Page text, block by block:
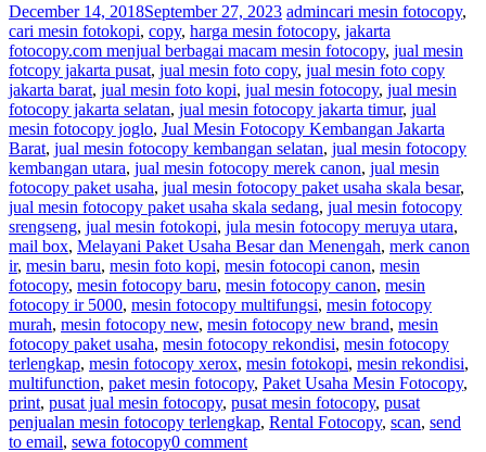
December 14, 2018September 27, 2023 admincari mesin fotocopy,
cari mesin fotokopi, copy, harga mesin fotocopy, jakarta
fotocopy.com menjual berbagai macam mesin fotocopy, jual mesin
fotcopy jakarta pusat, jual mesin foto copy, jual mesin foto copy
jakarta barat, jual mesin foto kopi, jual mesin fotocopy, jual mesin
fotocopy jakarta selatan, jual mesin fotocopy jakarta timur, jual
mesin fotocopy joglo, Jual Mesin Fotocopy Kembangan Jakarta
Barat, jual mesin fotocopy kembangan selatan, jual mesin fotocopy
kembangan utara, jual mesin fotocopy merek canon, jual mesin
fotocopy paket usaha, jual mesin fotocopy paket usaha skala besar,
jual mesin fotocopy paket usaha skala sedang, jual mesin fotocopy
srengseng, jual mesin fotokopi, jula mesin fotocopy meruya utara,
mail box, Melayani Paket Usaha Besar dan Menengah, merk canon
ir, mesin baru, mesin foto kopi, mesin fotocopi canon, mesin
fotocopy, mesin fotocopy baru, mesin fotocopy canon, mesin
fotocopy ir 5000, mesin fotocopy multifungsi, mesin fotocopy
murah, mesin fotocopy new, mesin fotocopy new brand, mesin
fotocopy paket usaha, mesin fotocopy rekondisi, mesin fotocopy
terlengkap, mesin fotocopy xerox, mesin fotokopi, mesin rekondisi,
multifunction, paket mesin fotocopy, Paket Usaha Mesin Fotocopy,
print, pusat jual mesin fotocopy, pusat mesin fotocopy, pusat
penjualan mesin fotocopy terlengkap, Rental Fotocopy, scan, send
to email, sewa fotocopy0 comment